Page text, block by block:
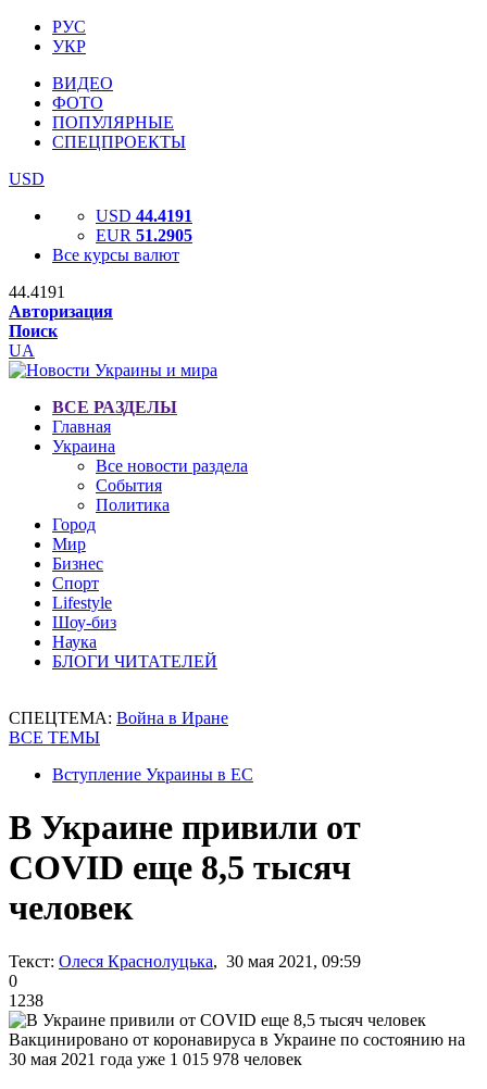
РУС
УКР
ВИДЕО
ФОТО
ПОПУЛЯРНЫЕ
СПЕЦПРОЕКТЫ
USD
USD 44.4191
EUR 51.2905
Все курсы валют
44.4191
Авторизация
Поиск
UA
ВСЕ РАЗДЕЛЫ
Главная
Украина
Все новости раздела
События
Политика
Город
Мир
Бизнес
Спорт
Lifestyle
Шоу-биз
Наука
БЛОГИ ЧИТАТЕЛЕЙ
СПЕЦТЕМА: Война в Иране
ВСЕ ТЕМЫ
Вступление Украины в ЕС
В Украине привили от
COVID еще 8,5 тысяч
человек
Текст: Олеся Краснолуцька, 30 мая 2021, 09:59
0
1238
Вакцинировано от коронавируса в Украине по состоянию на
30 мая 2021 года уже 1 015 978 человек